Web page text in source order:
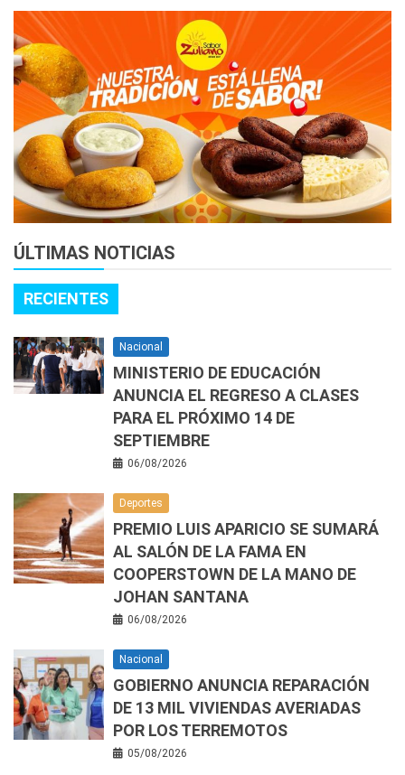
ÚLTIMAS NOTICIAS
RECIENTES
Nacional
MINISTERIO DE EDUCACIÓN
ANUNCIA EL REGRESO A CLASES
PARA EL PRÓXIMO 14 DE
SEPTIEMBRE
06/08/2026
Deportes
PREMIO LUIS APARICIO SE SUMARÁ
AL SALÓN DE LA FAMA EN
COOPERSTOWN DE LA MANO DE
JOHAN SANTANA
06/08/2026
Nacional
GOBIERNO ANUNCIA REPARACIÓN
DE 13 MIL VIVIENDAS AVERIADAS
POR LOS TERREMOTOS
05/08/2026